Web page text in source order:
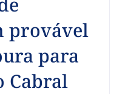
provável
para
Cabral